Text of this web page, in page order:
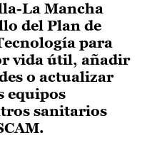
La Mancha
del Plan de
para
vida útil, añadir
o actualizar
equipos
sanitarios